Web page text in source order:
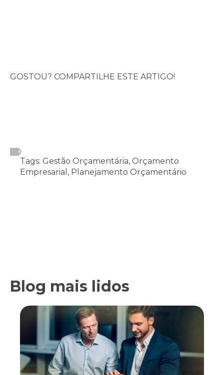
GOSTOU? COMPARTILHE ESTE ARTIGO!
Tags: Gestão Orçamentária, Orçamento
Empresarial, Planejamento Orçamentário
Blog mais lidos